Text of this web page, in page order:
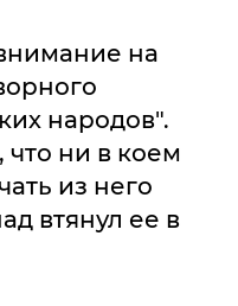
на
народов".
ни в коем
из него
втянул ее в